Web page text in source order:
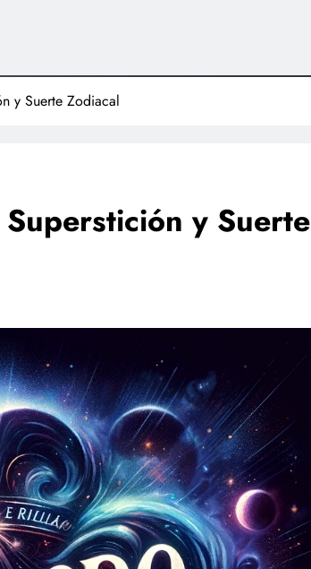
y Suerte Zodiacal
y Suerte